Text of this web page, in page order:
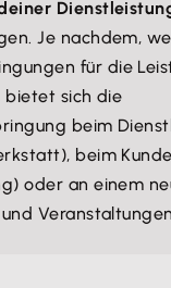
Je nachdem,
für die
bietet sich die
beim
beim
oder an einem
und